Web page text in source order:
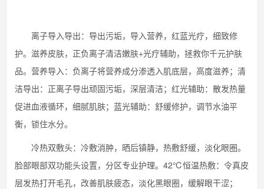
离子导入导出：导出污垢，导入营养，红蓝光疗，细致修
护。滋养皮肤，正负离子清洁嫩肤+光疗辅助，拯救你千元护肤
品。营养导入：负离子将营养成分渗透入肌底层，高度滋养；清
洁导出：正离子导出顽固污垢，深层清洁；红光辅助：散发热量
促进血液循环，细腻肌肤；蓝光辅助：舒缓修护，调节水油平
衡，锁住水分。
冷热双敷头：冷敷消肿，晒后镇静，热敷舒缓，淡化眼圈。
脸部眼部双功能头设置，分区专业护理。42℃恒温热敷：令真皮
层发热打开毛孔，改善肌肤疲态，淡化黑眼圈，缓解眼干涩；